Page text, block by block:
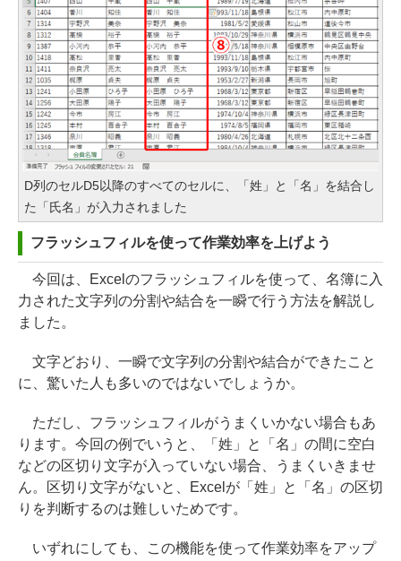
D列のセルD5以降のすべてのセルに、「姓」と「名」を結合し
た「氏名」が入力されました
フラッシュフィルを使って作業効率を上げよう
今回は、Excelのフラッシュフィルを使って、名簿に入
力された文字列の分割や結合を一瞬で行う方法を解説し
ました。
文字どおり、一瞬で文字列の分割や結合ができたこと
に、驚いた人も多いのではないでしょうか。
ただし、フラッシュフィルがうまくいかない場合もあ
ります。今回の例でいうと、「姓」と「名」の間に空白
などの区切り文字が入っていない場合、うまくいきませ
ん。区切り文字がないと、Excelが「姓」と「名」の区切
りを判断するのは難しいためです。
いずれにしても、この機能を使って作業効率をアップ